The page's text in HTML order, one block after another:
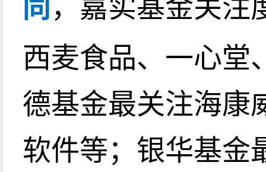
西麦食品、一心堂
德基金最关注海康
软件等；银华基金